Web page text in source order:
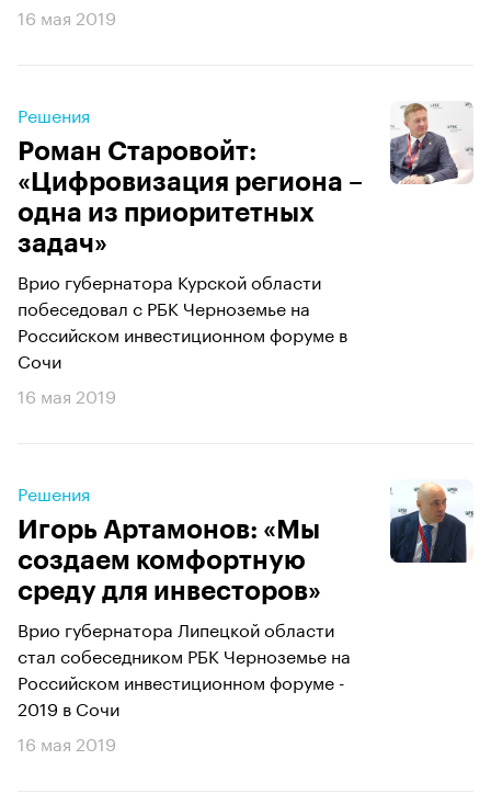
16 мая 2019
Решения
Роман Старовойт:
«Цифровизация региона –
одна из приоритетных
задач»
Врио губернатора Курской области
побеседовал с РБК Черноземье на
Российском инвестиционном форуме в
Сочи
16 мая 2019
Решения
Игорь Артамонов: «Мы
создаем комфортную
среду для инвесторов»
Врио губернатора Липецкой области
стал собеседником РБК Черноземье на
Российском инвестиционном форуме -
2019 в Сочи
16 мая 2019